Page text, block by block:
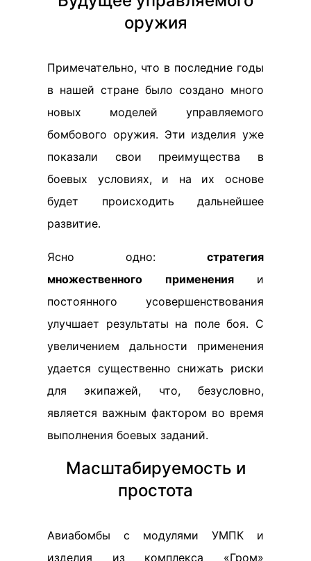
оружия
Примечательно, что в последние годы
в нашей стране было создано много
новых моделей управляемого
бомбового оружия. Эти изделия уже
показали свои преимущества в
боевых условиях, и на их основе
будет происходить дальнейшее
развитие.
Ясно одно: стратегия
множественного примененияи
постоянного усовершенствования
улучшает результаты на поле боя. С
увеличением дальности применения
удается существенно снижать риски
для экипажей, что, безусловно,
является важным фактором во время
выполнения боевых заданий.
Масштабируемость и
простота
Авиабомбы с модулями УМПК и
изделия из комплекса «Гром»